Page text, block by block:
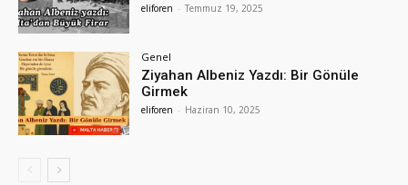
eliforen - Temmuz 19, 2025
Genel
Ziyahan Albeniz Yazdı: Bir Gönüle
Girmek
eliforen - Haziran 10, 2025